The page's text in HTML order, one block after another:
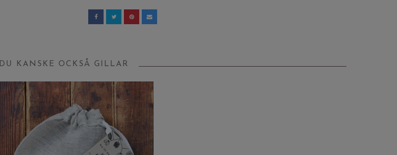
DU KANSKE OCKSÅ GILLAR